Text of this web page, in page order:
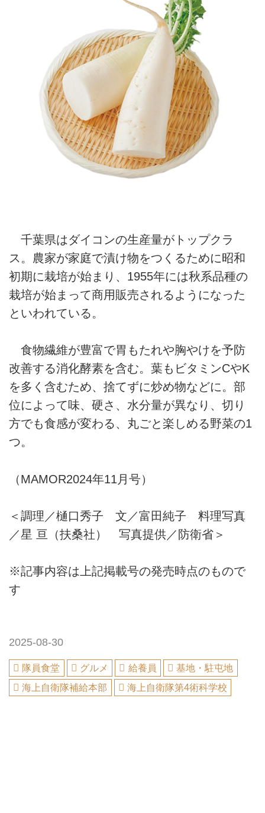
千葉県はダイコンの生産量がトップクラ
ス。農家が家庭で漬け物をつくるために昭和
初期に栽培が始まり、1955年には秋系品種の
栽培が始まって商用販売されるようになった
といわれている。
食物繊維が豊富で胃もたれや胸やけを予防
改善する消化酵素を含む。葉もビタミンCやK
を多く含むため、捨てずに炒め物などに。部
位によって味、硬さ、水分量が異なり、切り
方でも食感が変わる、丸ごと楽しめる野菜の1
つ。
（MAMOR2024年11月号）
＜調理／樋口秀子 文／富田純子 料理写真
／星 亘（扶桑社） 写真提供／防衛省＞
※記事内容は上記掲載号の発売時点のもので
す
2025-08-30
隊員食堂 グルメ 給養員
基地・駐屯地
海上自衛隊補給本部
海上自衛隊第4術科学校